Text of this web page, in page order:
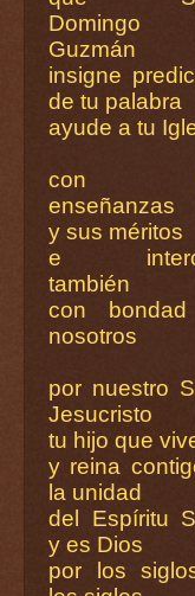
Guzmán
insigne
de tu palabra
ayude a tu
con
enseñanzas
y sus méritos
e
también
con
nosotros
por nuestro
Jesucristo
tu hijo que
y reina
la unidad
del Espíritu
y es Dios
por los